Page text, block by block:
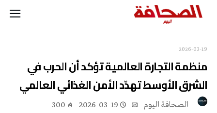
2026-03-19
منظمة التجارة العالمية تؤكد أن الحرب في
الشرق الأوسط تهدّد الأمن الغذائي العالمي
2026-03-19
300